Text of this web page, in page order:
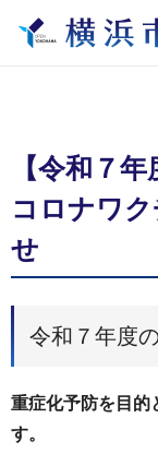
【令和７
コロナワ
せ
令和７年度
重症化予防を目的
す。